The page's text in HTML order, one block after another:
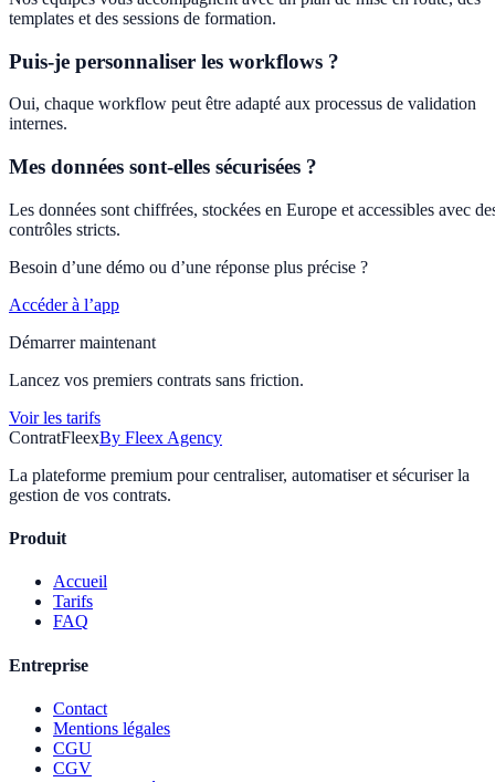
templates et des sessions de formation.
Puis-je personnaliser les workflows ?
Oui, chaque workflow peut être adapté aux processus de validation
internes.
Mes données sont-elles sécurisées ?
Les données sont chiffrées, stockées en Europe et accessibles avec
contrôles stricts.
Besoin d’une démo ou d’une réponse plus précise ?
Accéder à l’app
Démarrer maintenant
Lancez vos premiers contrats sans friction.
Voir les tarifs
ContratFleexBy Fleex Agency
La plateforme premium pour centraliser, automatiser et sécuriser la
gestion de vos contrats.
Produit
Accueil
Tarifs
FAQ
Entreprise
Contact
Mentions légales
CGU
CGV